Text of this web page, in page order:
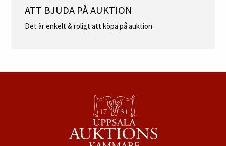
ATT BJUDA PÅ AUKTION
Det är enkelt & roligt att köpa på auktion